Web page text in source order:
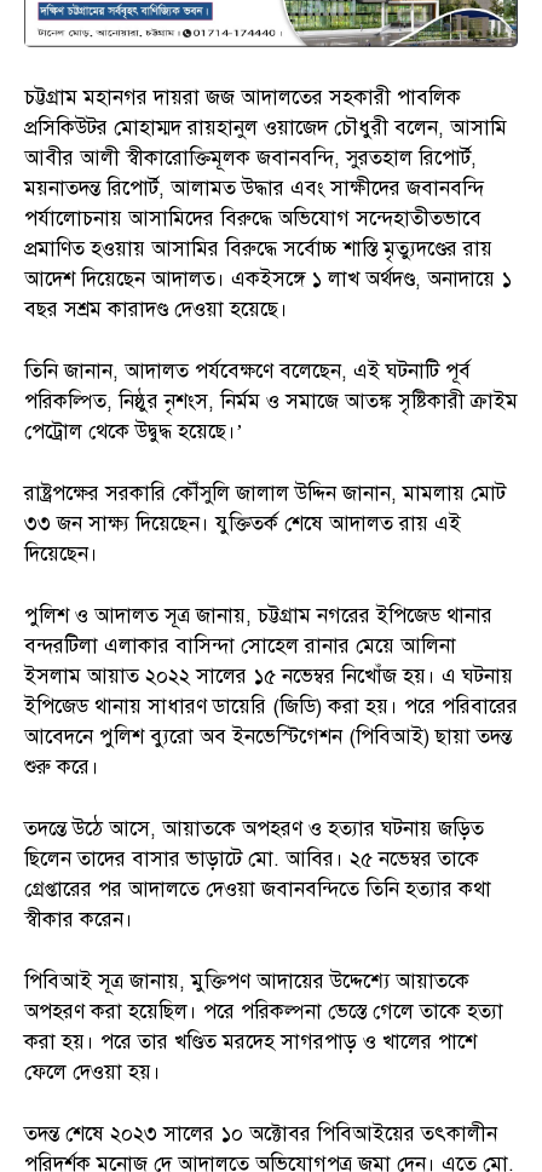
চট্টগ্রাম মহানগর দায়রা জজ আদালতের সহকারী পাবলিক
প্রসিকিউটর মোহাম্মদ রায়হানুল ওয়াজেদ চৌধুরী বলেন, আসামি
আবীর আলী স্বীকারোক্তিমূলক জবানবন্দি, সুরতহাল রিপোর্ট,
ময়নাতদন্ত রিপোর্ট, আলামত উদ্ধার এবং সাক্ষীদের জবানবন্দি
পর্যালোচনায় আসামিদের বিরুদ্ধে অভিযোগ সন্দেহাতীতভাবে
প্রমাণিত হ‌ওয়ায় আসামির বিরুদ্ধে সর্বোচ্চ শাস্তি মৃত্যুদণ্ডের রায়
আদেশ দিয়েছেন আদালত। একইসঙ্গে ১ লাখ অর্থদণ্ড, অনাদায়ে ১
বছর সশ্রম কারাদণ্ড দেওয়া হয়েছে।
তিনি জানান, আদালত পর্যবেক্ষণে বলেছেন, এই ঘটনাটি পূর্ব
পরিকল্পিত, নিষ্ঠুর নৃশংস, নির্মম ও সমাজে আতঙ্ক সৃষ্টিকারী ক্রাইম
পেট্রোল থেকে উদ্বুদ্ধ হয়েছে।’
রাষ্ট্রপক্ষের সরকারি কৌঁসুলি জালাল উদ্দিন জানান, মামলায় মোট
৩৩ জন সাক্ষ্য দিয়েছেন। যুক্তিতর্ক শেষে আদালত রায় এই
দিয়েছেন।
পুলিশ ও আদালত সূত্র জানায়, চট্টগ্রাম নগরের ইপিজেড থানার
বন্দরটিলা এলাকার বাসিন্দা সোহেল রানার মেয়ে আলিনা
ইসলাম আয়াত ২০২২ সালের ১৫ নভেম্বর নিখোঁজ হয়। এ ঘটনায়
ইপিজেড থানায় সাধারণ ডায়েরি (জিডি) করা হয়। পরে পরিবারের
আবেদনে পুলিশ ব্যুরো অব ইনভেস্টিগেশন (পিবিআই) ছায়া তদন্ত
শুরু করে।
তদন্তে উঠে আসে, আয়াতকে অপহরণ ও হত্যার ঘটনায় জড়িত
ছিলেন তাদের বাসার ভাড়াটে মো. আবির। ২৫ নভেম্বর তাকে
গ্রেপ্তারের পর আদালতে দেওয়া জবানবন্দিতে তিনি হত্যার কথা
স্বীকার করেন।
পিবিআই সূত্র জানায়, মুক্তিপণ আদায়ের উদ্দেশ্যে আয়াতকে
অপহরণ করা হয়েছিল। পরে পরিকল্পনা ভেস্তে গেলে তাকে হত্যা
করা হয়। পরে তার খণ্ডিত মরদেহ সাগরপাড় ও খালের পাশে
ফেলে দেওয়া হয়।
তদন্ত শেষে ২০২৩ সালের ১০ অক্টোবর পিবিআইয়ের তৎকালীন
পরিদর্শক মনোজ দে আদালতে অভিযোগপত্র জমা দেন। এতে মো.